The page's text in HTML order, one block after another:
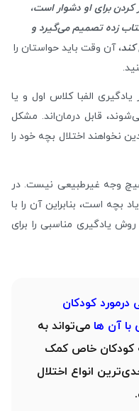
کردن برای او دشوار است،
زده تصمیم می‌گیرد و
کند، آن وقت باید حواستان را
الفبا کلاس اول و یا
قابل درمان‌اند. مشکل
نخواهند اختلال بچه خود را
وجه غیرطبیعی نیست. در
بچه است، بنابراین آن را با
یادگیری مناسبی را برای
درمورد کودکان
با آن ها می‌تواند به
کودکان خاص کمک
انواع اختلال